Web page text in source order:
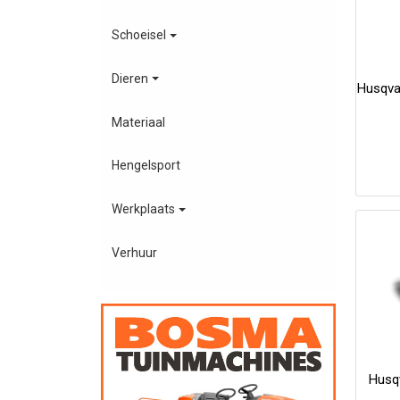
Schoeisel
Dieren
Materiaal
Hengelsport
Werkplaats
Verhuur